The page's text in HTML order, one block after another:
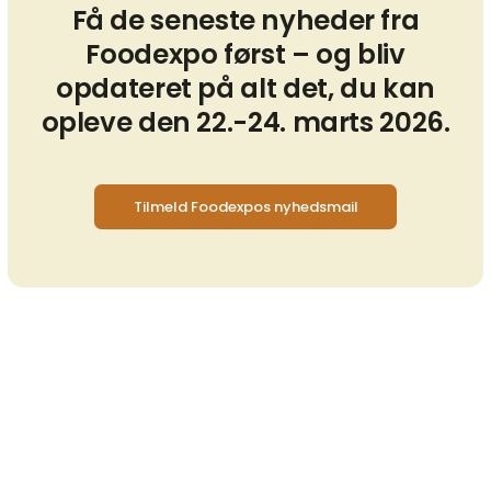
Få de seneste nyheder fra
Foodexpo først – og bliv
opdateret på alt det, du kan
opleve den 22.-24. marts 2026.
Tilmeld Foodexpos nyhedsmail